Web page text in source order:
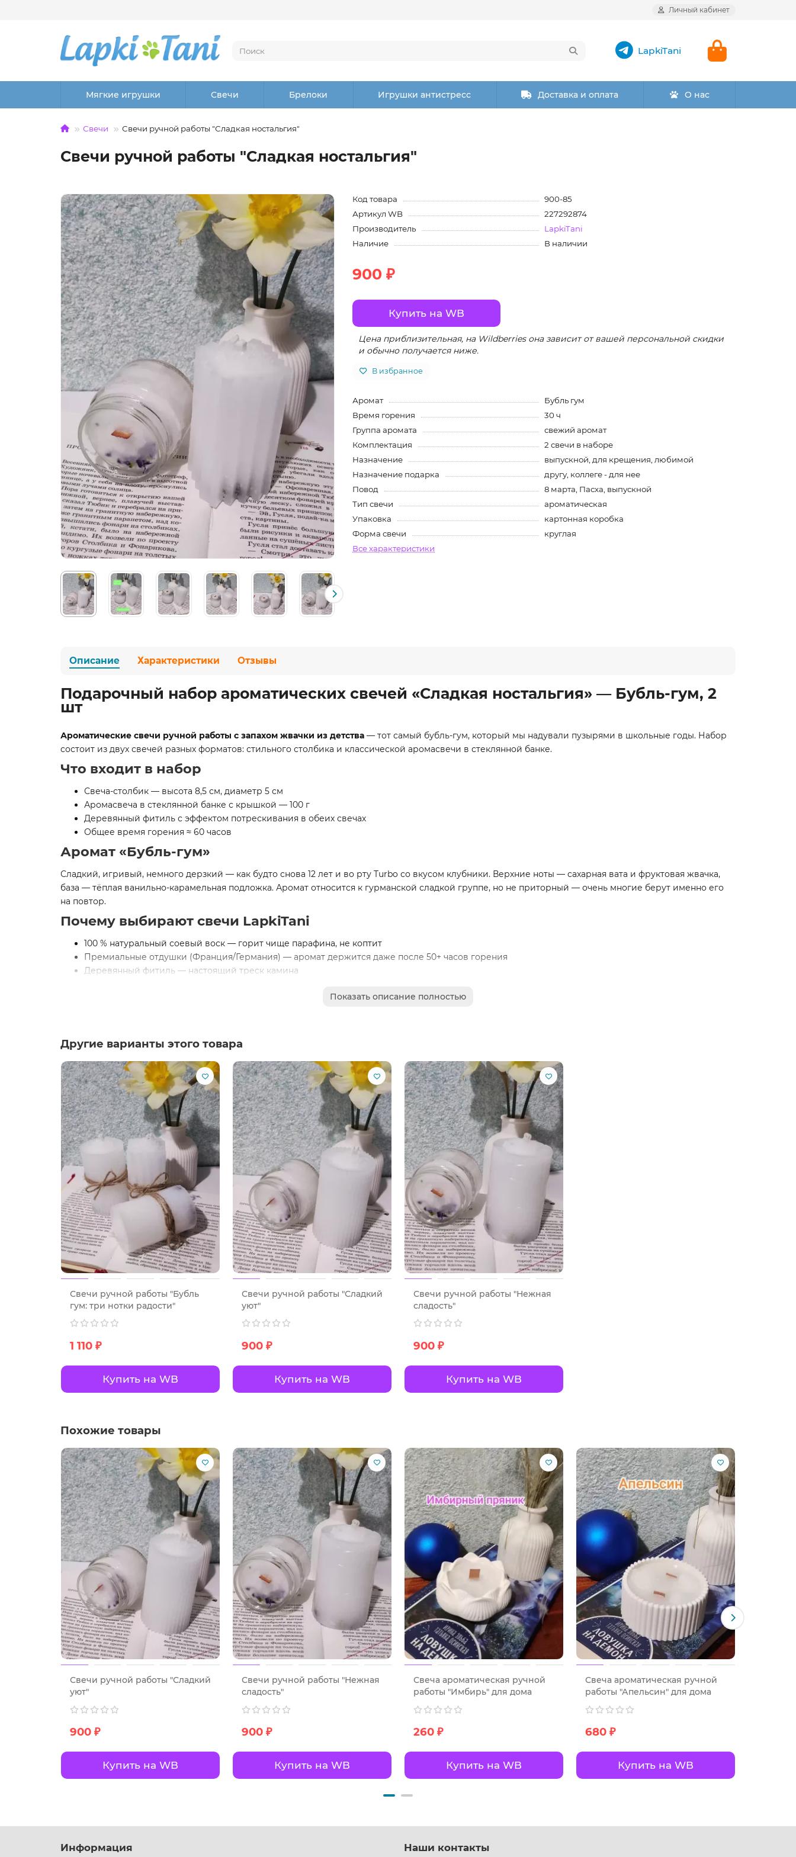
Личный кабинет
LapkiTani
Мягкие игрушки Свечи Брелоки Игрушки антистресс Доставка и оплата О нас
Свечи Свечи ручной работы "Сладкая ностальгия"
Свечи ручной работы "Сладкая ностальгия"
Код товара
900-85
Артикул WB
227292874
Производитель
LapkiTani
Наличие
В наличии
900 ₽
Купить на WB
Цена приблизительная, на Wildberries она зависит от вашей персональной скидки
и обычно получается ниже.
В избранное
Аромат
Бубль гум
Время горения
30 ч
Группа аромата
свежий аромат
Комплектация
2 свечи в наборе
Назначение
выпускной, для крещения, любимой
Назначение подарка
другу, коллеге - для нее
Повод
8 марта, Пасха, выпускной
Тип свечи
ароматическая
Упаковка
картонная коробка
Форма свечи
круглая
Все характеристики
Описание Характеристики Отзывы
Подарочный набор ароматических свечей «Сладкая ностальгия» — Бубль-гум, 2
шт
Ароматические свечи ручной работы с запахом жвачки из детства — тот самый бубль-гум, который мы надували пузырями в школьные годы. Набор
состоит из двух свечей разных форматов: стильного столбика и классической аромасвечи в стеклянной банке.
Что входит в набор
Свеча-столбик — высота 8,5 см, диаметр 5 см
Аромасвеча в стеклянной банке с крышкой — 100 г
Деревянный фитиль с эффектом потрескивания в обеих свечах
Общее время горения ≈ 60 часов
Аромат «Бубль-гум»
Сладкий, игривый, немного дерзкий — как будто снова 12 лет и во рту Turbo со вкусом клубники. Верхние ноты — сахарная вата и фруктовая жвачка,
база — тёплая ванильно-карамельная подложка. Аромат относится к гурманской сладкой группе, но не приторный — очень многие берут именно его
на повтор.
Почему выбирают свечи LapkiTani
100 % натуральный соевый воск — горит чище парафина, не коптит
Премиальные отдушки (Франция/Германия) — аромат держится даже после 50+ часов горения
Деревянный фитиль — настоящий треск камина
Банка с герметичной крышкой — можно гасить и закрывать, аромат сохраняется месяцами
Набор «Сладкая ностальгия» — универсальный подарок, который заходит на ура:
подруге, сестре, девушке на день рождения или просто так
на 8 Марта, 14 февраля, Новый год
на новоселье или в благодарность
коллеге, учителю, классной руководительнице (все в детстве жевали жвачку ;))
Где использовать
Идеально вписывается в любой интерьер:
на прикроватной тумбочке в спальне
в ванной для релакса
на журнальном столике в гостиной
в фотостудиях и кафе (наши свечи стоят у половины московских фотографов)
на романтическом ужине или девичнике
Хочешь вернуть детство и подарить себе или близким порцию чистого счастья? Добавляй набор «Сладкая ностальгия» в корзину прямо сейчас —
количество ограничено!
Показать описание полностью
Другие варианты этого товара
Свечи ручной работы "Бубль
гум: три нотки радости"
1 110 ₽
Купить на WB
Свечи ручной работы "Сладкий
уют"
900 ₽
Купить на WB
Свечи ручной работы "Нежная
сладость"
900 ₽
Купить на WB
Похожие товары
Свечи ручной работы "Сладкий
уют"
900 ₽
Купить на WB
Свечи ручной работы "Нежная
сладость"
900 ₽
Купить на WB
Свеча ароматическая ручной
работы "Имбирь" для дома
260 ₽
Купить на WB
Свеча ароматическая ручной
работы "Апельсин" для дома
680 ₽
Купить на WB
Информация Наши контакты